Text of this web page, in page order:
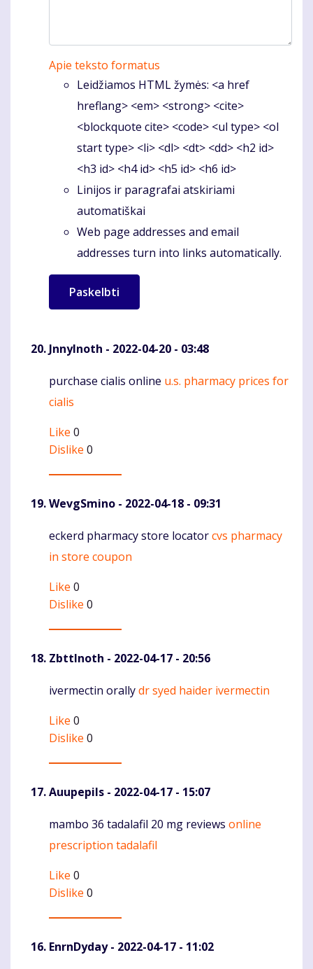
Apie teksto formatus
Leidžiamos HTML žymės: <a href
hreflang> <em> <strong> <cite>
<blockquote cite> <code> <ul type> <ol
start type> <li> <dl> <dt> <dd> <h2 id>
<h3 id> <h4 id> <h5 id> <h6 id>
Linijos ir paragrafai atskiriami
automatiškai
Web page addresses and email
addresses turn into links automatically.
JnnyInoth - 2022-04-20 - 03:48
Komentaras
purchase cialis online u.s. pharmacy prices for
cialis
Like 0
Dislike 0
WevgSmino - 2022-04-18 - 09:31
Komentaras
eckerd pharmacy store locatorcvs pharmacy
in store coupon
Like 0
Dislike 0
ZbttInoth - 2022-04-17 - 20:56
Komentaras
ivermectin orallydr syed haider ivermectin
Like 0
Dislike 0
Auupepils - 2022-04-17 - 15:07
Komentaras
mambo 36 tadalafil 20 mg reviews online
prescription tadalafil
Like 0
Dislike 0
EnrnDyday- 2022-04-17 - 11:02